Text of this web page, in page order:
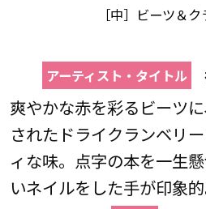
［中］ビーツ＆
アーティスト・タイトル
爽やかな赤を彩るビーツ
されたドライクランベリ
ィな味。点字の本を一生
いネイルをした手が印象的